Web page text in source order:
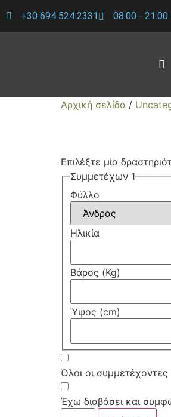
+30 694 524 2331 08:00 - 21:00
Αρχική σελίδα /
Επιλέξτε μία
Συμμετέχων 1
Φύλλο
Ηλικία
Βάρος (Kg)
Ύψος (cm)
Όλοι οι συμμετέχοντες
Έχω διαβάσει και